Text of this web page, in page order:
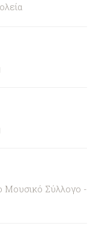
Μουσικό Σύλλογο -